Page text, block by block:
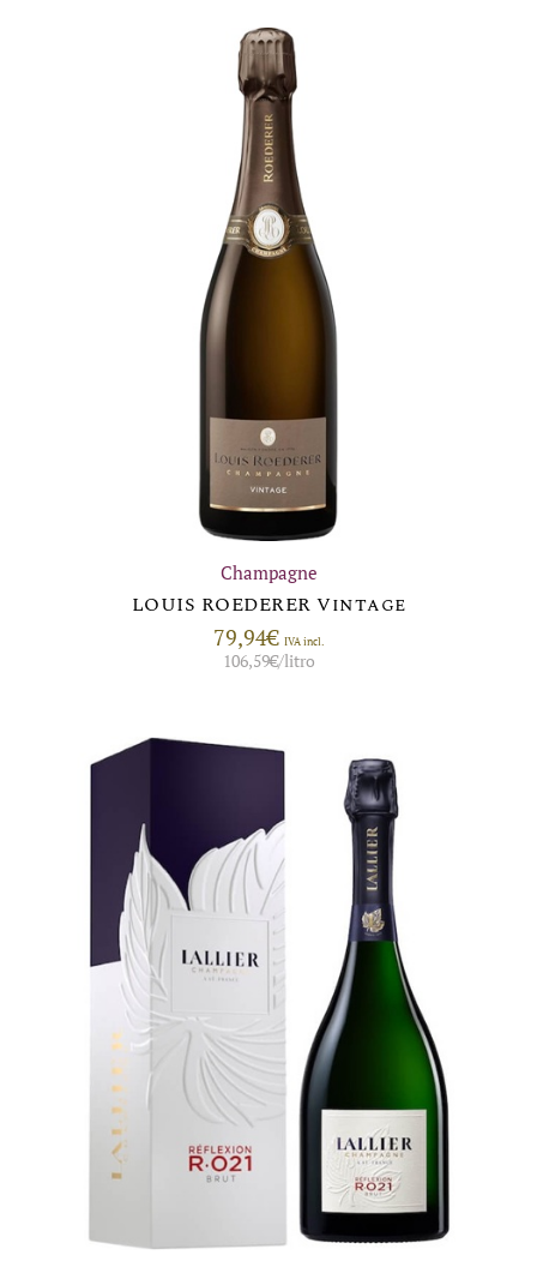
Champagne
LOUIS ROEDERER Vintage
79,94€ IVA incl.
106,59€/litro